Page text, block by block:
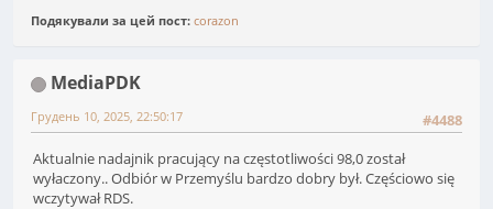
Подякували за цей пост: corazon
MediaPDK
#4488
Грудень 10, 2025, 22:50:17
Aktualnie nadajnik pracujący na częstotliwości 98,0 został
wyłaczony.. Odbiór w Przemyślu bardzo dobry był. Częściowo się
wczytywał RDS.